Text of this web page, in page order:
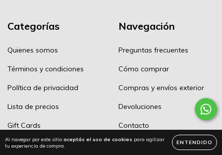
Al navegar por este sitio aceptás el uso de cookies para agilizar
tu experiencia de compra.
ENTENDIDO
Categorías
Quienes somos
Términos y condiciones
Política de privacidad
Lista de precios
Gift Cards
Beneficios
Navegación
Preguntas frecuentes
Cómo comprar
Compras y envíos exterior
Devoluciones
Contacto